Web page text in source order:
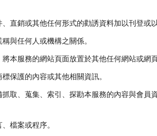
直銷或其他任何形式的勸誘資料加以刊登或
與任何人或機構之關係。
本服務的網站頁面放置於其他任何網站或網頁
保護的內容或其他相關資訊。
取、蒐集、索引、探勘本服務的內容與會員
檔案或程序。